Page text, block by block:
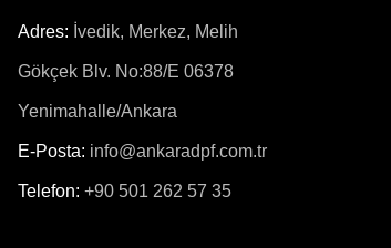
Adres: İvedik, Merkez, Melih
Gökçek Blv. No:88/E 06378
Yenimahalle/Ankara
E-Posta: info@ankaradpf.com.tr
Telefon: +90 501 262 57 35